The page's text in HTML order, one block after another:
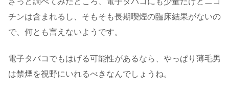
チンは含まれるし、そもそも長期喫煙の臨床結果がないの
で、何とも言えないようです。
電子タバコでもはげる可能性があるなら、やっぱり薄毛男
は禁煙を視野にいれるべきなんでしょうね。